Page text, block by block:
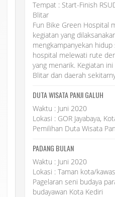
Tempat : Start-Finish
Blitar
Fun Bike Green Hospital
kegiatan yang
mengkampanyekan
hospital melewati rute
yang menarik. Kegiatan
Blitar dan daerah
DUTA WISATA PANJI GALUH
Waktu : Juni 2020
Lokasi : GOR Jayabaya,
Pemilihan Duta Wisata
PADANG BULAN
Waktu : Juni 2020
Lokasi : Taman kota/
Pagelaran seni budaya
budayawan Kota Kediri